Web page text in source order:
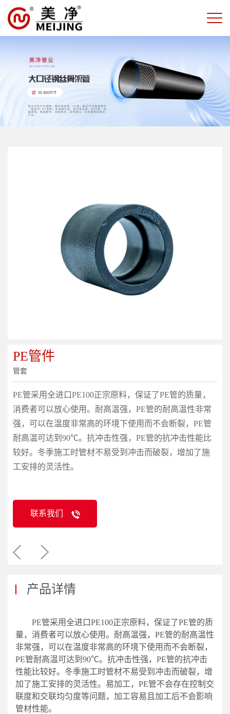
PE管件
管套
PE管采用全进口PE100正宗原料，保证了PE管的质量，
消费者可以放心使用。耐高温强，PE管的耐高温性非常
强，可以在温度非常高的环境下使用而不会断裂，PE管
耐高温可达到90℃。抗冲击性强，PE管的抗冲击性能比
较好。冬季施工时管材不易受到冲击而破裂，增加了施
工安排的灵活性。
联系我们
产品详情
PE管采用全进口PE100正宗原料，保证了PE管的质
量，消费者可以放心使用。耐高温强，PE管的耐高温性
非常强，可以在温度非常高的环境下使用而不会断裂，
PE管耐高温可达到90℃。抗冲击性强，PE管的抗冲击
性能比较好。冬季施工时管材不易受到冲击而破裂，增
加了施工安排的灵活性。易加工，PE管不会存在控制交
联度和交联均匀度等问题，加工容易且加工后不会影响
管材性能。